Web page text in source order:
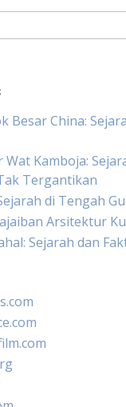
Besar China:
Kamboja:
Tergantikan
di Tengah
Arsitektur
Sejarah dan